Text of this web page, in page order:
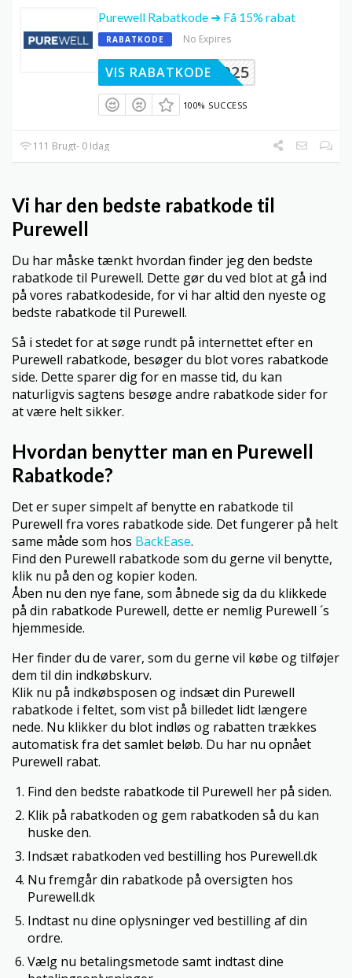
Purewell Rabatkode ➜ Få 15% rabat
RABATKODE No Expires
TBAD2025
VIS RABATKODE
100% SUCCESS
111 Brugt- 0 Idag
Vi har den bedste rabatkode til
Purewell
Du har måske tænkt hvordan finder jeg den bedste
rabatkode til Purewell. Dette gør du ved blot at gå ind
på vores rabatkodeside, for vi har altid den nyeste og
bedste rabatkode til Purewell.
Så i stedet for at søge rundt på internettet efter en
Purewell rabatkode, besøger du blot vores rabatkode
side. Dette sparer dig for en masse tid, du kan
naturligvis sagtens besøge andre rabatkode sider for
at være helt sikker.
Hvordan benytter man en Purewell
Rabatkode?
Det er super simpelt af benytte en rabatkode til
Purewell fra vores rabatkode side. Det fungerer på helt
same måde som hos BackEase.
Find den Purewell rabatkode som du gerne vil benytte,
klik nu på den og kopier koden.
Åben nu den nye fane, som åbnede sig da du klikkede
på din rabatkode Purewell, dette er nemlig Purewell ´s
hjemmeside.
Her finder du de varer, som du gerne vil købe og tilføjer
dem til din indkøbskurv.
Klik nu på indkøbsposen og indsæt din Purewell
rabatkode i feltet, som vist på billedet lidt længere
nede. Nu klikker du blot indløs og rabatten trækkes
automatisk fra det samlet beløb. Du har nu opnået
Purewell rabat.
Find den bedste rabatkode til Purewell her på siden.
Klik på rabatkoden og gem rabatkoden så du kan
huske den.
Indsæt rabatkoden ved bestilling hos Purewell.dk
Nu fremgår din rabatkode på oversigten hos
Purewell.dk
Indtast nu dine oplysninger ved bestilling af din
ordre.
Vælg nu betalingsmetode samt indtast dine